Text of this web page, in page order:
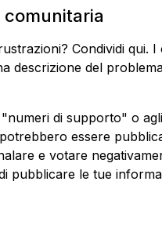
comunitaria
Condividi qui. I
descrizione del
"numeri di supporto" o
essere
e votare
pubblicare le tue